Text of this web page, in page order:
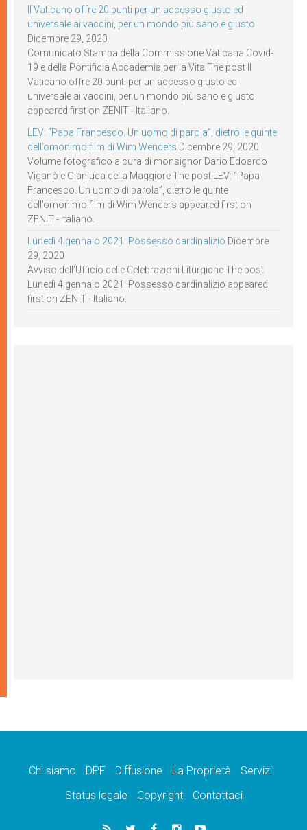
Il Vaticano offre 20 punti per un accesso giusto ed
universale ai vaccini, per un mondo più sano e giusto
Dicembre 29, 2020
Comunicato Stampa della Commissione Vaticana Covid-
19 e della Pontificia Accademia per la Vita The post Il
Vaticano offre 20 punti per un accesso giusto ed
universale ai vaccini, per un mondo più sano e giusto
appeared first on ZENIT - Italiano.
LEV: “Papa Francesco. Un uomo di parola”, dietro le quinte
dell’omonimo film di Wim Wenders Dicembre 29, 2020
Volume fotografico a cura di monsignor Dario Edoardo
Viganò e Gianluca della Maggiore The post LEV: “Papa
Francesco. Un uomo di parola”, dietro le quinte
dell’omonimo film di Wim Wenders appeared first on
ZENIT - Italiano.
Lunedì 4 gennaio 2021: Possesso cardinalizio Dicembre
29, 2020
Avviso dell’Ufficio delle Celebrazioni Liturgiche The post
Lunedì 4 gennaio 2021: Possesso cardinalizio appeared
first on ZENIT - Italiano.
Chi siamo DPF Diffusione La Proprietà
Servizi
Status legale
Copyright Contattaci